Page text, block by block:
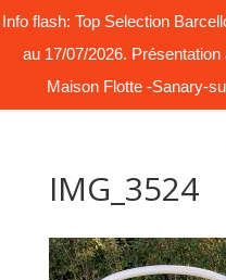
Info flash: Top Selection
au 17/07/2026.
Maison Flotte -Sanary-
IMG_3524